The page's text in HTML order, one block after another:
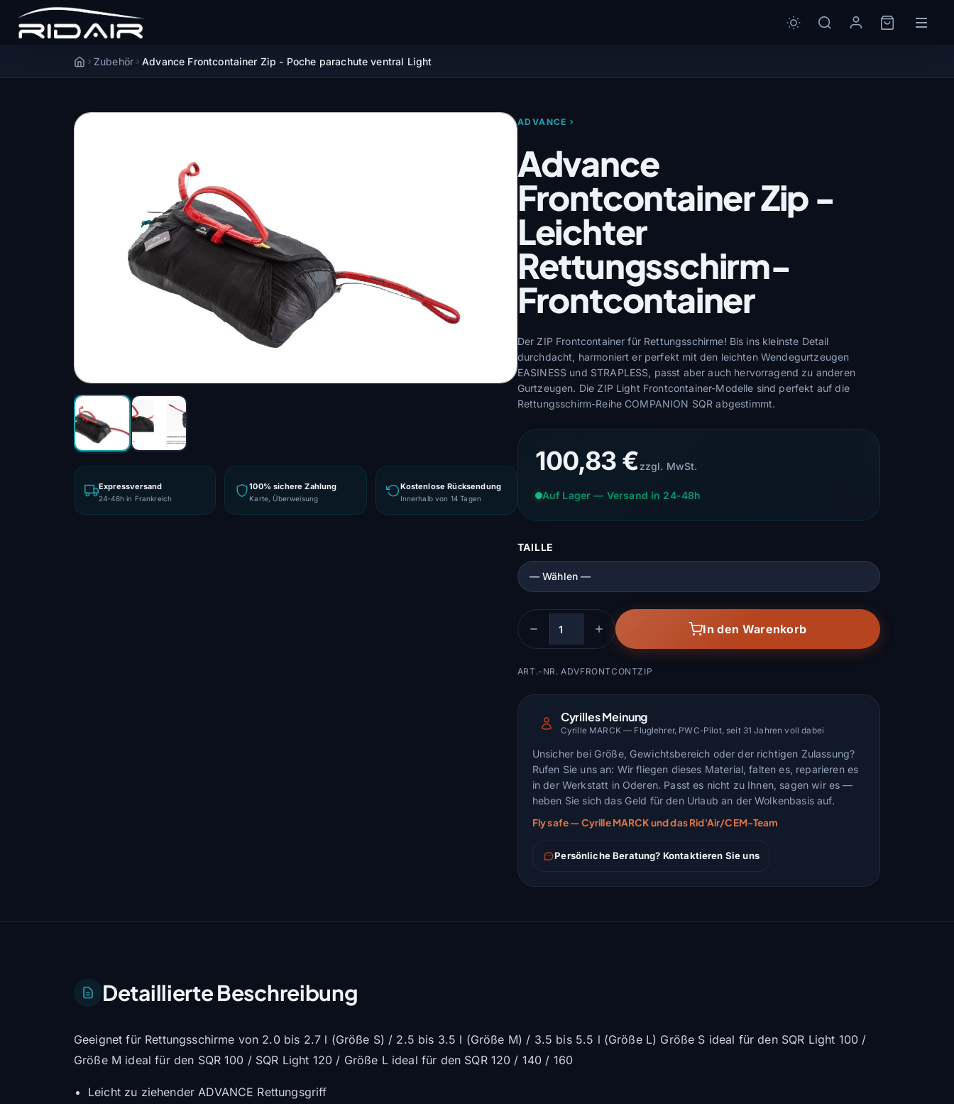
AccueilZubehör Advance Frontcontainer Zip - Poche parachute ventral Light
Expressversand
24-48h in Frankreich
100% sichere Zahlung
Karte, Überweisung
Kostenlose Rücksendung
Innerhalb von 14 Tagen
ADVANCE
Advance
Frontcontainer Zip -
Leichter
Rettungsschirm-
Frontcontainer
Der ZIP Frontcontainer für Rettungsschirme! Bis ins kleinste Detail
durchdacht, harmoniert er perfekt mit den leichten Wendegurtzeugen
EASINESS und STRAPLESS, passt aber auch hervorragend zu anderen
Gurtzeugen. Die ZIP Light Frontcontainer-Modelle sind perfekt auf die
Rettungsschirm-Reihe COMPANION SQR abgestimmt.
100,83 €zzgl. MwSt.
Auf Lager — Versand in 24-48h
TAILLE
Menge
In den Warenkorb
ART.-NR. ADVFRONTCONTZIP
Cyrilles Meinung
Cyrille MARCK — Fluglehrer, PWC-Pilot, seit 31 Jahren voll dabei
Unsicher bei Größe, Gewichtsbereich oder der richtigen Zulassung?
Rufen Sie uns an: Wir fliegen dieses Material, falten es, reparieren es
in der Werkstatt in Oderen. Passt es nicht zu Ihnen, sagen wir es —
heben Sie sich das Geld für den Urlaub an der Wolkenbasis auf.
Fly safe — Cyrille MARCK und das Rid'Air/CEM-Team
Persönliche Beratung? Kontaktieren Sie uns
Detaillierte Beschreibung
Geeignet für Rettungsschirme von 2.0 bis 2.7 l (Größe S) / 2.5 bis 3.5 l (Größe M) / 3.5 bis 5.5 l (Größe L) Größe S ideal für den SQR Light 100 /
Größe M ideal für den SQR 100 / SQR Light 120 / Größe L ideal für den SQR 120 / 140 / 160
Leicht zu ziehender ADVANCE Rettungsgriff